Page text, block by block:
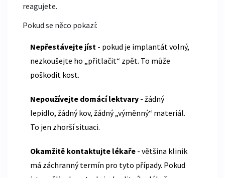
reagujete.
Pokud se něco pokazí:
Nepřestávejte jíst - pokud je implantát volný,
nezkoušejte ho „přitlačit“ zpět. To může
poškodit kost.
Nepoužívejte domácí lektvary - žádný
lepidlo, žádný kov, žádný „výměnný“ materiál.
To jen zhorší situaci.
Okamžitě kontaktujte lékaře - většina klinik
má záchranný termín pro tyto případy. Pokud